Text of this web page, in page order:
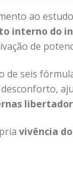
ao
interno do
de
seis
vivência